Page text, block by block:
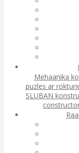
Mehaanika
puzles ar
SLUBAN